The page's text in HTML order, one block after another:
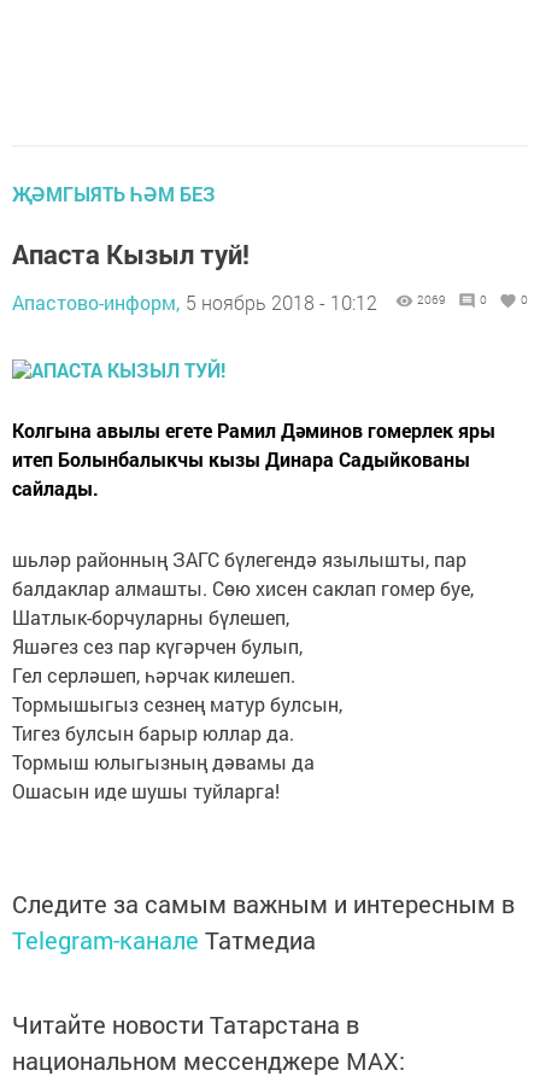
ҖӘМГЫЯТЬ ҺӘМ БЕЗ
Апаста Кызыл туй!
Апастово-информ, 5 ноябрь 2018 - 10:12 2069 0 0
Колгына авылы егете Рамил Дәминов гомерлек яры
итеп Болынбалыкчы кызы Динара Садыйкованы
сайлады.
шьләр районның ЗАГС бүлегендә язылышты, пар
балдаклар алмашты. Сөю хисен саклап гомер буе,
Шатлык-борчуларны бүлешеп,
Яшәгез сез пар күгәрчен булып,
Гел серләшеп, һәрчак килешеп.
Тормышыгыз сезнең матур булсын,
Тигез булсын барыр юллар да.
Тормыш юлыгызның дәвамы да
Ошасын иде шушы туйларга!
Следите за самым важным и интересным в
Telegram-канале Татмедиа
Читайте новости Татарстана в
национальном мессенджере MАХ: